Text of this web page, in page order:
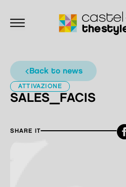
back to news
ATTIVAZIONE
SALES_FACIS
SHARE IT